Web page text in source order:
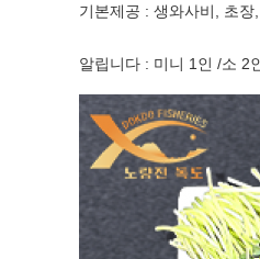
기본제공 : 생와사비, 초
알립니다 : 미니 1인 /소 2